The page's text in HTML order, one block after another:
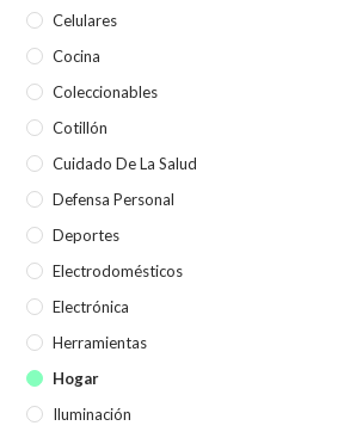
Celulares
Cocina
Coleccionables
Cotillón
Cuidado De La Salud
Defensa Personal
Deportes
Electrodomésticos
Electrónica
Herramientas
Hogar
Iluminación